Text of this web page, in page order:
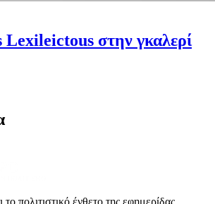
στην γκαλερί
πολιτιστικό ένθετο της εφημερίδας